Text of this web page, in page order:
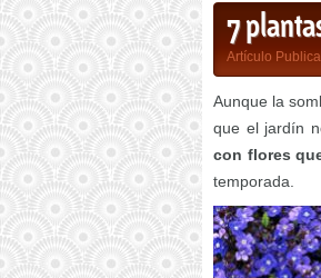
7
Artículo
Aunque la
que el jardín
con flores
temporada.